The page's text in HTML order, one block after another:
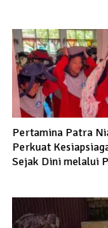
Pertamina Patra
Perkuat
Sejak Dini melalui